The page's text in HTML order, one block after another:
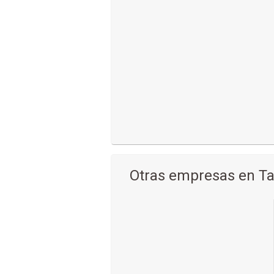
Otras empresas en